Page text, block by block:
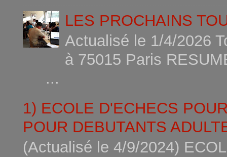
LES PROCHAINS
Actualisé le 1/4/2026
à 75015
...
1) ECOLE D'ECHECS
POUR DEBUTANTS
(Actualisé le 4/9/2024)